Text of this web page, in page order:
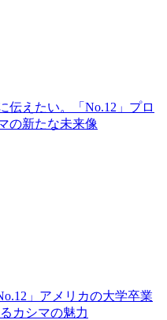
伝えたい。「No.12」プロ
の新たな未来像
」アメリカの大学卒業
カシマの魅力